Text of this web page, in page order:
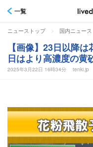
一覧
ニューストップ > 国内ニュース
【画像】23日以降
日はより高濃度の黄
2025年3月22日 16時34分 tenki.jp